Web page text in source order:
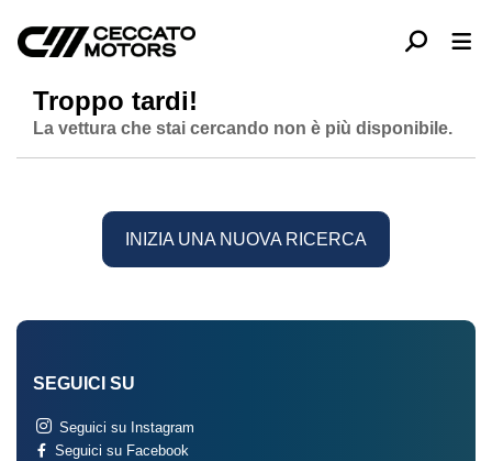
Troppo tardi!
La vettura che stai cercando non è più disponibile.
INIZIA UNA NUOVA RICERCA
SEGUICI SU
Seguici su Instagram
Seguici su Facebook